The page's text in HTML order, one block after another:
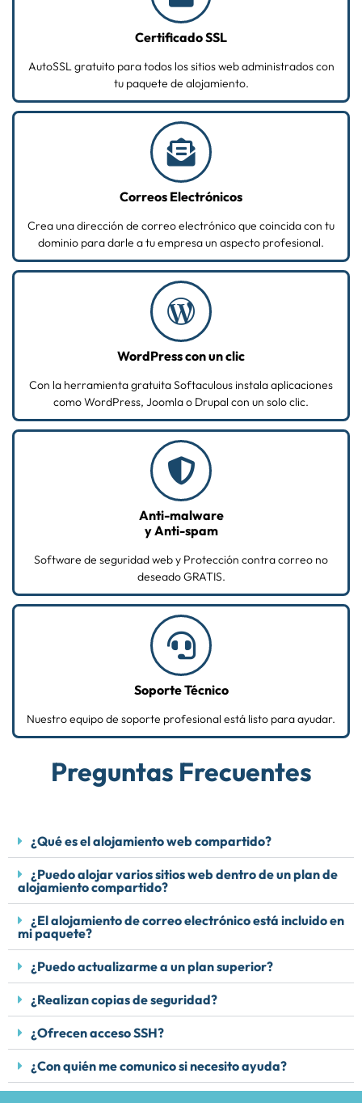
Certificado SSL
AutoSSL gratuito para todos los sitios web administrados con
tu paquete de alojamiento.
Correos Electrónicos
Crea una dirección de correo electrónico que coincida con tu
dominio para darle a tu empresa un aspecto profesional.
WordPress con un clic
Con la herramienta gratuita Softaculous instala aplicaciones
como WordPress, Joomla o Drupal con un solo clic.
Anti-malware
y Anti-spam
Software de seguridad web y Protección contra correo no
deseado GRATIS.
Soporte Técnico
Nuestro equipo de soporte profesional está listo para ayudar.
Preguntas Frecuentes
¿Qué es el alojamiento web compartido?
¿Puedo alojar varios sitios web dentro de un plan de
alojamiento compartido?
¿El alojamiento de correo electrónico está incluido en
mi paquete?
¿Puedo actualizarme a un plan superior?
¿Realizan copias de seguridad?
¿Ofrecen acceso SSH?
¿Con quién me comunico si necesito ayuda?